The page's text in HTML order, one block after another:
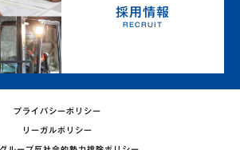
採用情報
RECRUIT
プライバシーポリシー
リーガルポリシー